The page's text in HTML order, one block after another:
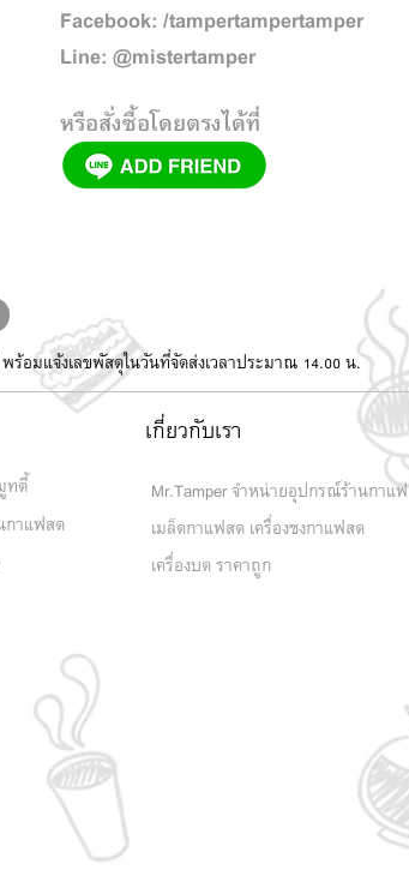
Line: @mistertamper
Facebook: /tampertampertamper
หรือสั่งซื้อโดยตรงได้ที่
ร้อมแจ้งเลขพัสดุในวันที่จัดส่งเวลาประมาณ 14.00 น.
เกี่ยวกับเรา
ทตี้
าแฟสด
Mr.Tamper จำหน่ายอุปกรณ์ร้านกาแฟ
เมล็ดกาแฟสด เครื่องชงกาแฟสด
เครื่องบด ราคาถูก